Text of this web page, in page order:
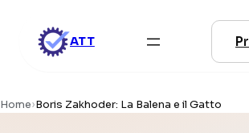
contenuto
ATT
Home›Boris Zakhoder: La Balena e il Gatto